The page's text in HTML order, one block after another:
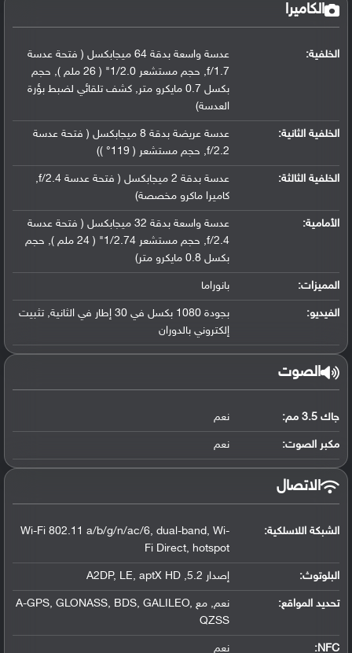
الكاميرا
الخلفية:
عدسة واسعة بدقة 64 ميجابكسل ( فتحة عدسة
f/1.7, حجم مستشعر 1/2.0" ( 26 ملم ), حجم
بكسل 0.7 مايكرو متر, كشف تلقائي لضبط بؤرة
العدسة)
الخلفية الثانية:
عدسة عريضة بدقة 8 ميجابكسل ( فتحة عدسة
f/2.2, حجم مستشعر ( 119° ))
الخلفية الثالثة:
عدسة بدقة 2 ميجابكسل ( فتحة عدسة f/2.4,
كاميرا ماكرو مخصصة)
الأمامية:
عدسة واسعة بدقة 32 ميجابكسل ( فتحة عدسة
f/2.4, حجم مستشعر 1/2.74" ( 24 ملم ), حجم
بكسل 0.8 مايكرو متر)
المميزات: بانوراما
الفيديو:
بجودة 1080 بكسل في 30 إطار في الثانية, تثبيت
إلكتروني بالدوران
الصوت
جاك 3.5 مم: نعم
مكبر الصوت: نعم
الاتصال
الشبكة اللاسلكية:
Wi-Fi 802.11 a/b/g/n/ac/6, dual-band, Wi-
Fi Direct, hotspot
البلوتوث: إصدار 5.2, A2DP, LE, aptX HD
تحديد المواقع:
نعم, مع A-GPS, GLONASS, BDS, GALILEO,
QZSS
NFC
: نعم